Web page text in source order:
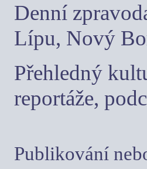
Denní
Lípu, Nový
Přehledný
reportáže,
Publikování